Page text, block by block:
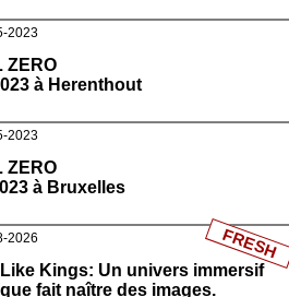
2023
ZERO
à Herenthout
2023
ZERO
à Bruxelles
2026
Kings: Un univers immersif
fait naître des images.
FRESH